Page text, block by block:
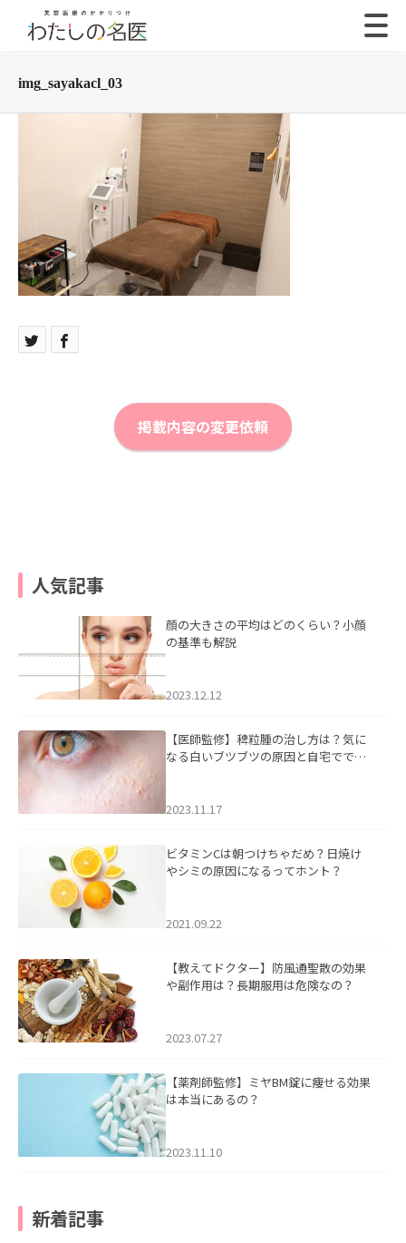
img_sayakacl_03
掲載内容の変更依頼
人気記事
顔の大きさの平均はどのくらい？小顔
の基準も解説
2023.12.12
【医師監修】稗粒腫の治し方は？気に
なる白いブツブツの原因と自宅ででき
2023.11.17
ビタミンCは朝つけちゃだめ？日焼け
やシミの原因になるってホント？
2021.09.22
【教えてドクター】防風通聖散の効果
や副作用は？長期服用は危険なの？
2023.07.27
【薬剤師監修】ミヤBM錠に痩せる効果
は本当にあるの？
2023.11.10
新着記事